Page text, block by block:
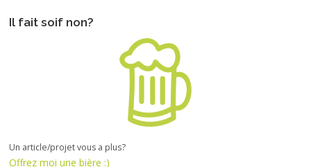
Il fait soif non?
Un article/projet vous a plus?
Offrez moi une bière :)